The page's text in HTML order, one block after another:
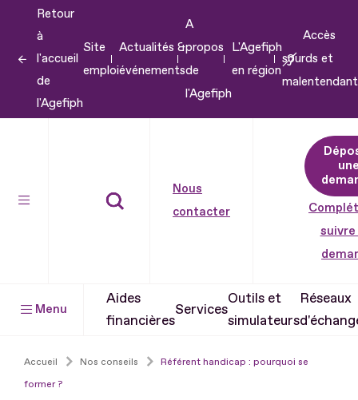
contenu
Retour
à
l'accueil
de
l'Agefiph
Site
emploi
Actualités &
événements
A
propos
de
l'Agefiph
L'Agefiph
en région
Accès
sourds et
Nous
contacter
suivre
Menu
Aides
financières
Services
Outils et
simulateurs
Réseaux
Accueil Nos conseils
Référent handicap : pourquoi se
former ?